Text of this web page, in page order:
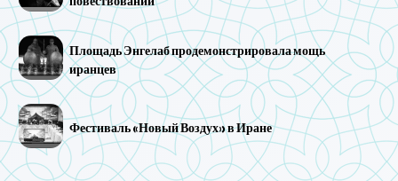
Площадь Энгелаб продемонстрировала мощь
иранцев
Фестиваль «Новый Воздух» в Иране